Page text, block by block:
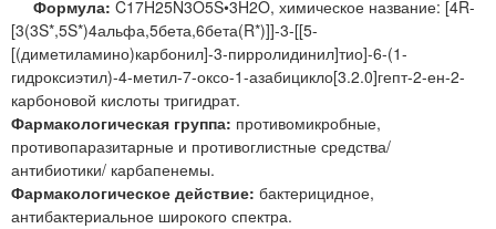
Формула: C17H25N3O5S•3H2O, химическое название: [4R-
[3(3S*,5S*)4альфа,5бета,6бета(R*)]]-3-[[5-
[(диметиламино)карбонил]-3-пирролидинил]тио]-6-(1-
гидроксиэтил)-4-метил-7-оксо-1-азабицикло[3.2.0]гепт-2-ен-2-
карбоновой кислоты тригидрат.
Фармакологическая группа: противомикробные,
противопаразитарные и противоглистные средства/
антибиотики/ карбапенемы.
Фармакологическое действие: бактерицидное,
антибактериальное широкого спектра.